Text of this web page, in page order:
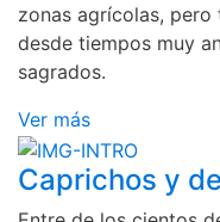
zonas agrícolas,
desde tiempos muy
sagrados.
Ver más
Caprichos y